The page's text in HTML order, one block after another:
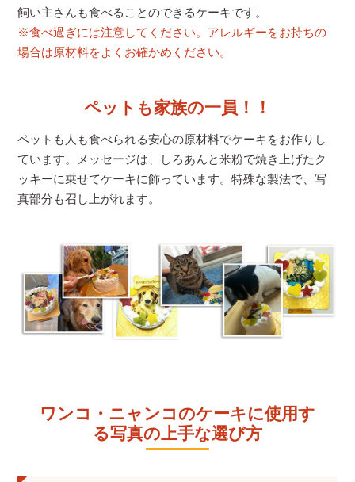
飼い主さんも食べることのできるケーキです。
※食べ過ぎには注意してください。アレルギーをお持ちの
場合は原材料をよくお確かめください。
ペットも家族の一員！！
ペットも人も食べられる安心の原材料でケーキをお作りし
ています。メッセージは、しろあんと米粉で焼き上げたク
ッキーに乗せてケーキに飾っています。特殊な製法で、写
真部分も召し上がれます。
ワンコ・ニャンコのケーキに使用す
る写真の上手な選び方